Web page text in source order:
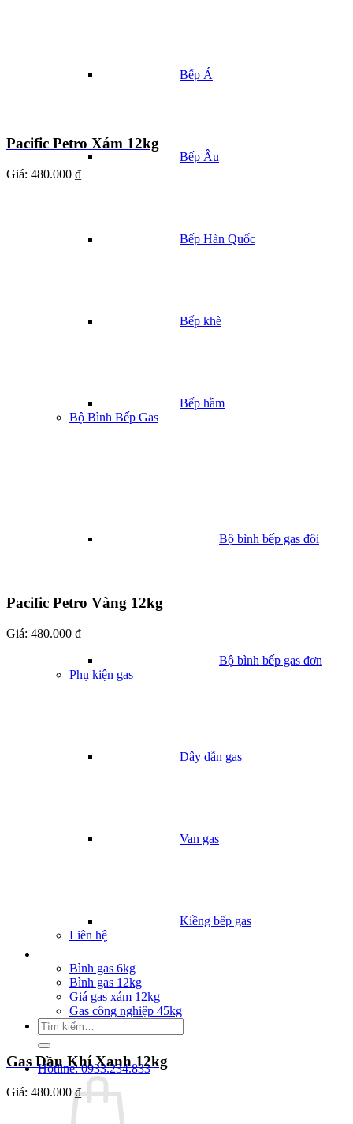
Bếp Á
Bếp Âu
Bếp Hàn Quốc
Bếp khè
Bếp hầm
Bộ Bình Bếp Gas
Bộ bình bếp gas đôi
Bộ bình bếp gas đơn
Phụ kiện gas
Dây dẫn gas
Van gas
Kiềng bếp gas
Liên hệ
Bình gas 6kg
Bình gas 12kg
Giá gas xám 12kg
Gas công nghiệp 45kg
Tìm
kiếm:
Hotline: 0933.234.833
Pacific Petro Xám 12kg
Giá: 480.000 ₫
Pacific Petro Vàng 12kg
Giá: 480.000 ₫
Gas Dầu Khí Xanh 12kg
Giá: 480.000 ₫